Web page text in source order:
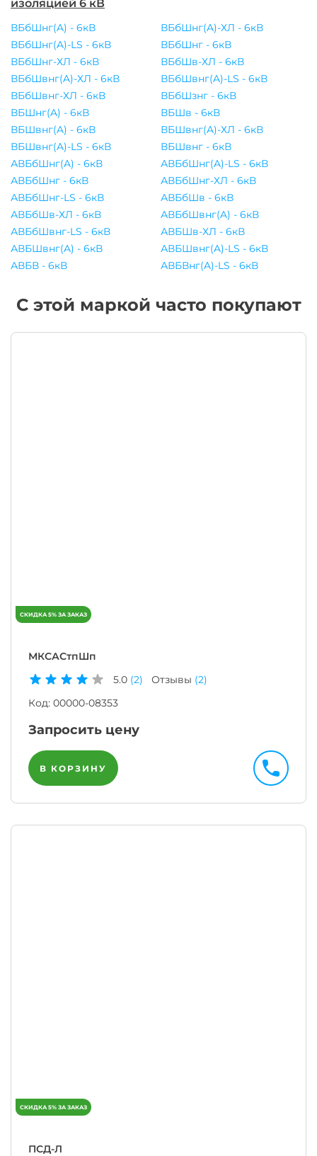
изоляцией 6 кВ
ВБбШнг(A) - 6кВ
ВБбШнг(A)-ХЛ - 6кВ
ВБбШнг(A)-LS - 6кВ
ВБбШнг - 6кВ
ВБбШнг-ХЛ - 6кВ
ВБбШв-ХЛ - 6кВ
ВБбШвнг(A)-ХЛ - 6кВ
ВБбШвнг(A)-LS - 6кВ
ВБбШвнг-ХЛ - 6кВ
ВБбШзнг - 6кВ
ВБШнг(A) - 6кВ
ВБШв - 6кВ
ВБШвнг(A) - 6кВ
ВБШвнг(A)-ХЛ - 6кВ
ВБШвнг(A)-LS - 6кВ
ВБШвнг - 6кВ
АВБбШнг(A) - 6кВ
АВБбШнг(A)-LS - 6кВ
АВБбШнг - 6кВ
АВБбШнг-ХЛ - 6кВ
АВБбШнг-LS - 6кВ
АВБбШв - 6кВ
АВБбШв-ХЛ - 6кВ
АВБбШвнг(A) - 6кВ
АВБбШвнг-LS - 6кВ
АВБШв-ХЛ - 6кВ
АВБШвнг(A) - 6кВ
АВБШвнг(A)-LS - 6кВ
АВБВ - 6кВ
АВБВнг(A)-LS - 6кВ
С этой маркой часто покупают
МКСАСтпШп
5.0 (2) Отзывы (2)
Код: 00000-08353
Запросить цену
В КОРЗИНУ
ПСД-Л